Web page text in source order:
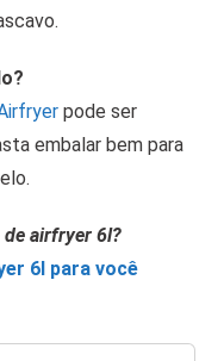
pode ser
embalar bem para
de airfryer 6l?
6l para você